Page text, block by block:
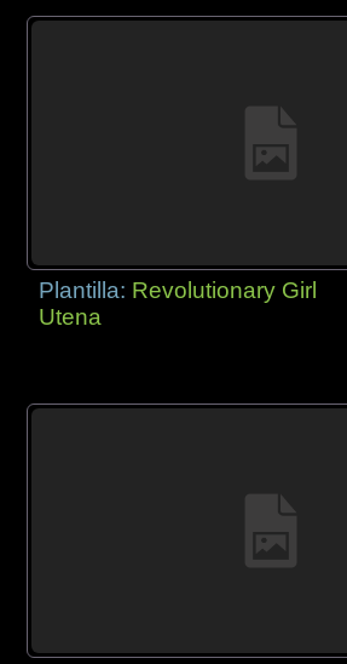
Plantilla: Revolutionary Girl
Utena